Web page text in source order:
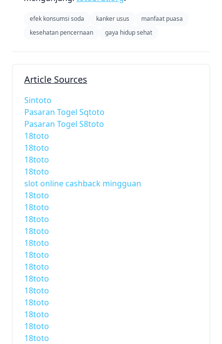
efek konsumsi soda kanker usus
manfaat puasa
kesehatan pencernaan
gaya hidup sehat
Article Sources
Sintoto
Pasaran Togel Sqtoto
Pasaran Togel S8toto
18toto
18toto
18toto
18toto
slot online cashback mingguan
18toto
18toto
18toto
18toto
18toto
18toto
18toto
18toto
18toto
18toto
18toto
18toto
18toto